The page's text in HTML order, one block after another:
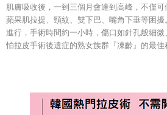
肌膚吸收後，一到三個月會達到高峰，不僅可
蘋果肌拉提、頸紋、雙下巴、嘴角下垂等困
進行，手術時間約一小時，傷口如針孔般細
怕拉皮手術後遺症的熟女族群『凍齡』的最佳